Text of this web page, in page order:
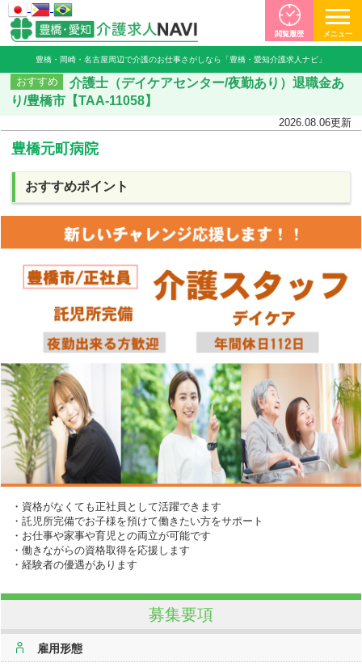
豊橋・岡崎・名古屋周辺で介護のお仕事さがしなら「豊橋・愛知介護求人ナビ」
閲覧履歴 メニュー
おすすめ
介護士（デイケアセンター/夜勤あり）退職金あ
り/豊橋市【TAA-11058】
2026.08.06更新
豊橋元町病院
おすすめポイント
・資格がなくても正社員として活躍できます
・託児所完備でお子様を預けて働きたい方をサポート
・お仕事や家事や育児との両立が可能です
・働きながらの資格取得を応援します
・経験者の優遇があります
募集要項
雇用形態